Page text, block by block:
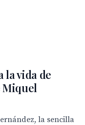
la vida de
Miquel
la sencilla